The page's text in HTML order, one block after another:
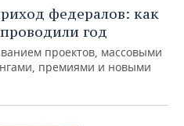
федералов: как
год
проектов, массовыми
премиями и новыми